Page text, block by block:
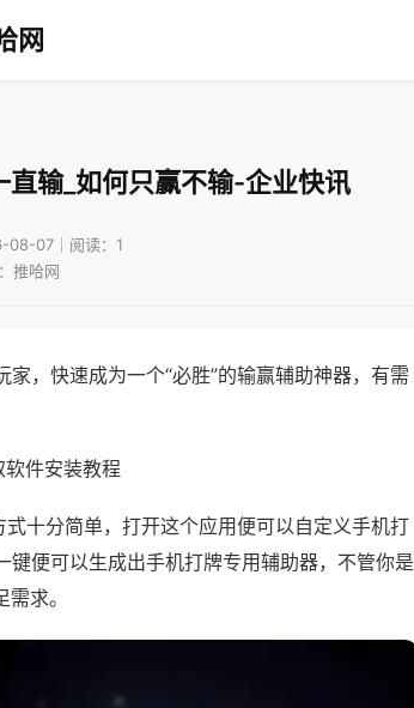
网
输_如何只赢不输-企业快讯
08-07｜阅读：1
推哈网
，快速成为一个“必胜”的输赢辅助神器，有需
件安装教程
十分简单，打开这个应用便可以自定义手机打
便可以生成出手机打牌专用辅助器，不管你是
求。